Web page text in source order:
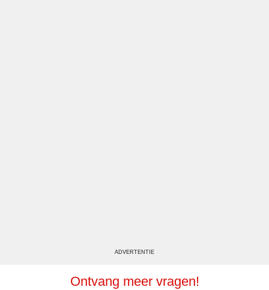
ADVERTENTIE
Ontvang meer vragen!